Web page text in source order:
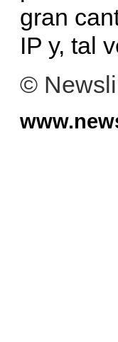
gran
IP y, tal
©